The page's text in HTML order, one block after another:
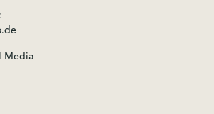
Media